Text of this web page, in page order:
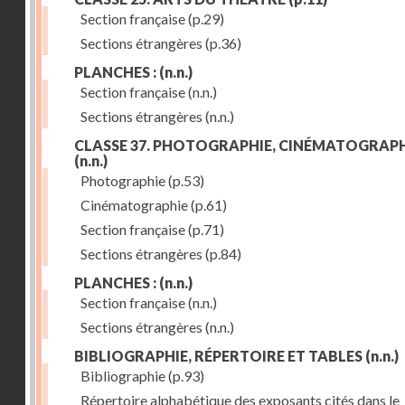
Section française(p.29)
Sections étrangères (p.36)
PLANCHES : (n.n.)
Section française(n.n.)
Sections étrangères (n.n.)
CLASSE 37. PHOTOGRAPHIE,
(n.n.)
Photographie(p.53)
Cinématographie(p.61)
Section française(p.71)
Sections étrangères (p.84)
PLANCHES : (n.n.)
Section française(n.n.)
Sections étrangères (n.n.)
BIBLIOGRAPHIE, RÉPERTOIRE ET TABLES (n.n.)
Bibliographie(p.93)
Répertoire alphabétique des exposants cités dans le